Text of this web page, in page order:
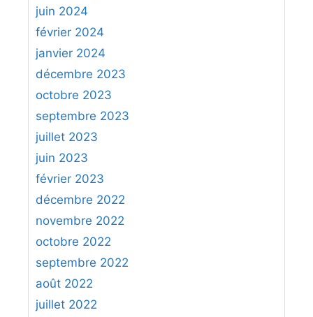
juin 2024
février 2024
janvier 2024
décembre 2023
octobre 2023
septembre 2023
juillet 2023
juin 2023
février 2023
décembre 2022
novembre 2022
octobre 2022
septembre 2022
août 2022
juillet 2022